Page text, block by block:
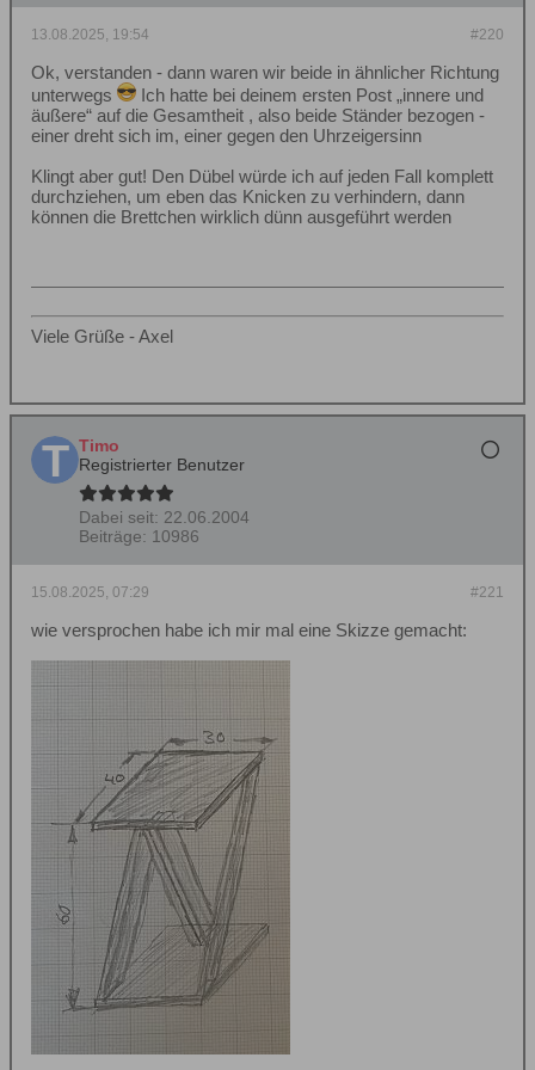
#220
13.08.2025, 19:54
Ok, verstanden - dann waren wir beide in ähnlicher Richtung
unterwegs
Ich hatte bei deinem ersten Post „innere und
äußere“ auf die Gesamtheit , also beide Ständer bezogen -
einer dreht sich im, einer gegen den Uhrzeigersinn
Klingt aber gut! Den Dübel würde ich auf jeden Fall komplett
durchziehen, um eben das Knicken zu verhindern, dann
können die Brettchen wirklich dünn ausgeführt werden
Viele Grüße - Axel
Timo
Registrierter Benutzer
Dabei seit: 22.06.2004
Beiträge: 10986
#221
15.08.2025, 07:29
wie versprochen habe ich mir mal eine Skizze gemacht: